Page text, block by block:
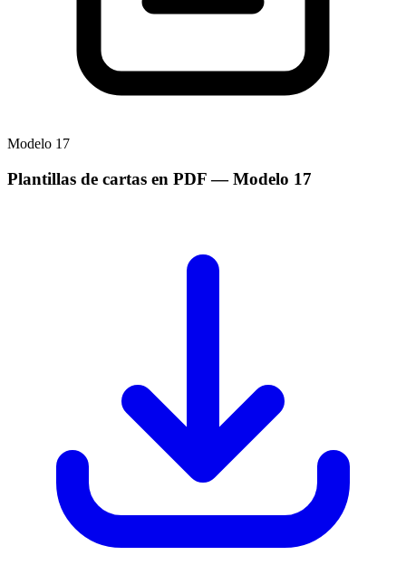
Modelo 17
Plantillas de cartas en PDF— Modelo 17